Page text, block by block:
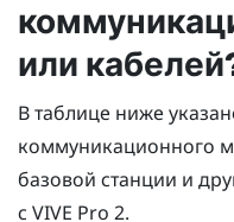
или
В таблице ниже
коммуникационного
базовой станции и
с VIVE Pro 2.